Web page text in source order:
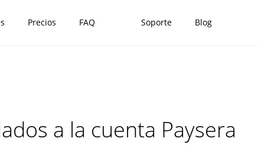
Precios FAQ Soporte Blog
a la cuenta Paysera